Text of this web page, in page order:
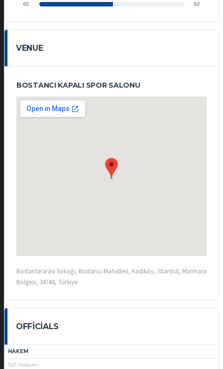
65 62
VENUE
BOSTANCI KAPALI SPOR SALONU
Bostanlararası Sokağı, Bostancı Mahallesi, Kadıköy, İstanbul, Marmara
Bölgesi, 34744, Türkiye
OFFICIALS
HAKEM
TVF Hakemi